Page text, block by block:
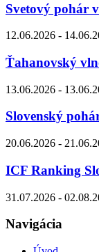
Svetový pohár
12.06.2026 -
Ťahanovský
13.06.2026 -
Slovenský
20.06.2026 -
ICF Ranking
31.07.2026 -
Navigácia